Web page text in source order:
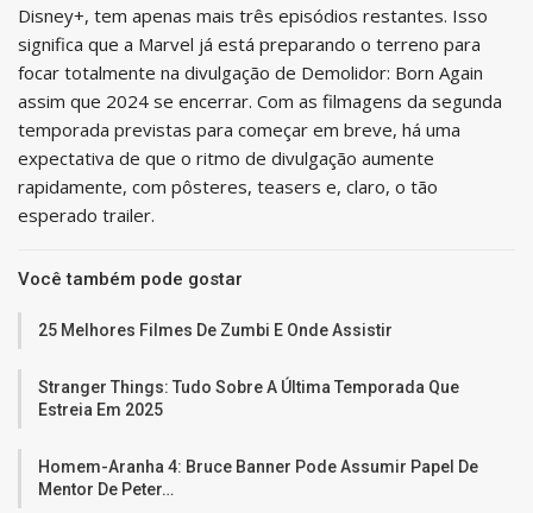
Disney+, tem apenas mais três episódios restantes. Isso
significa que a Marvel já está preparando o terreno para
focar totalmente na divulgação de Demolidor: Born Again
assim que 2024 se encerrar. Com as filmagens da segunda
temporada previstas para começar em breve, há uma
expectativa de que o ritmo de divulgação aumente
rapidamente, com pôsteres, teasers e, claro, o tão
esperado trailer.
Você também pode gostar
25 Melhores Filmes De Zumbi E Onde Assistir
Stranger Things: Tudo Sobre A Última Temporada Que
Estreia Em 2025
Homem-Aranha 4: Bruce Banner Pode Assumir Papel De
Mentor De Peter…